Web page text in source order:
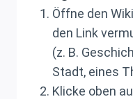
Öffne den
den Link
(z. B.
Stadt, eines
Klicke oben